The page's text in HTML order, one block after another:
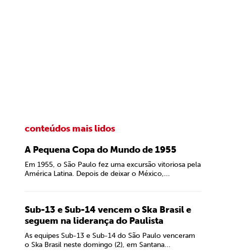
conteúdos mais lidos
A Pequena Copa do Mundo de 1955
Em 1955, o São Paulo fez uma excursão vitoriosa pela
América Latina. Depois de deixar o México,...
Sub-13 e Sub-14 vencem o Ska Brasil e
seguem na liderança do Paulista
As equipes Sub-13 e Sub-14 do São Paulo venceram
o Ska Brasil neste domingo (2), em Santana...